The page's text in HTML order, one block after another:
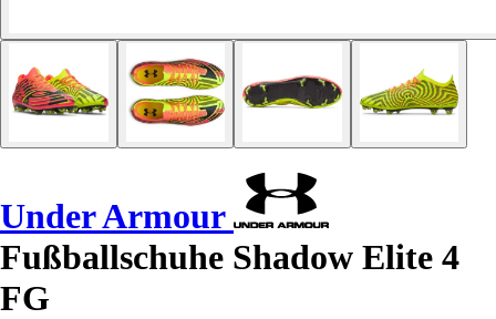
Under Armour
Fußballschuhe Shadow Elite 4
FG